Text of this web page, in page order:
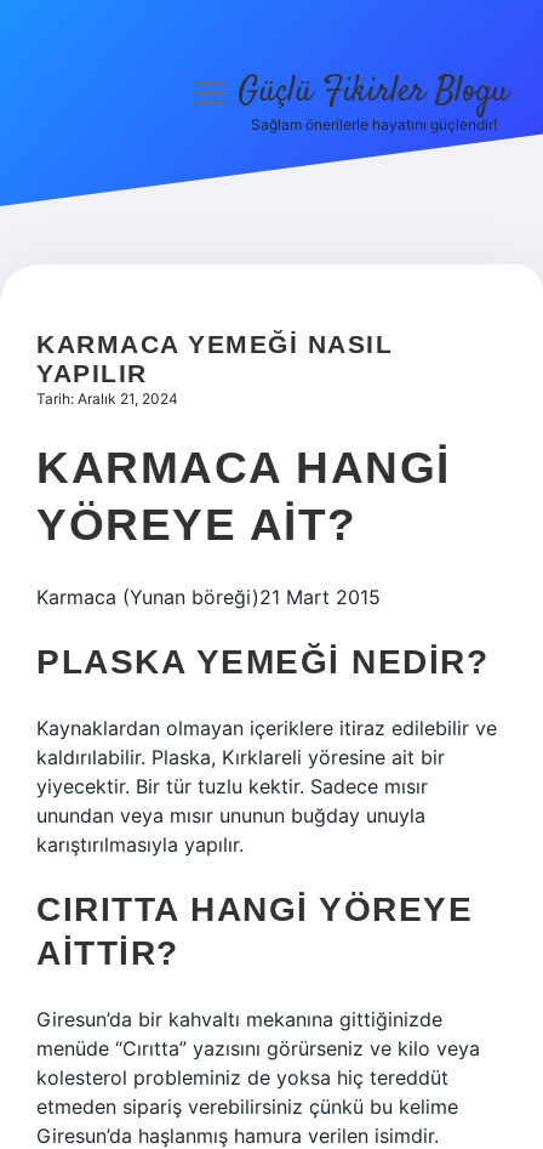
Hakkımızda
menüyüGüçlü Fikirler Blogu
Sağlam önerilerle hayatını güçlendir!
KARMACA YEMEĞI NASIL
YAPILIR
Tarih: Aralık 21, 2024
KARMACA HANGI
YÖREYE AIT?
Karmaca (Yunan böreği)21 Mart 2015
PLASKA YEMEĞI NEDIR?
Kaynaklardan olmayan içeriklere itiraz edilebilir ve
kaldırılabilir. Plaska, Kırklareli yöresine ait bir
yiyecektir. Bir tür tuzlu kektir. Sadece mısır
unundan veya mısır ununun buğday unuyla
karıştırılmasıyla yapılır.
CIRITTA HANGI YÖREYE
AITTIR?
Giresun’da bir kahvaltı mekanına gittiğinizde
menüde “Cırıtta” yazısını görürseniz ve kilo veya
kolesterol probleminiz de yoksa hiç tereddüt
etmeden sipariş verebilirsiniz çünkü bu kelime
Giresun’da haşlanmış hamura verilen isimdir.